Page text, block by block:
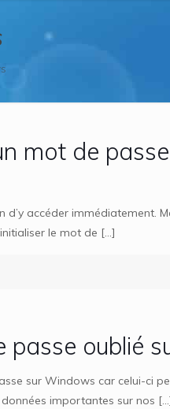
mot de
d’y accéder immédiatement.
le mot de […]
passe oublié
sur Windows car celui-ci
importantes sur nos